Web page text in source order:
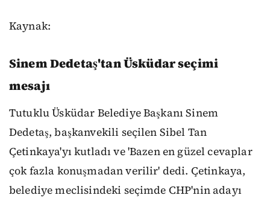
Kaynak:
Sinem Dedetaş'tan Üsküdar seçimi
mesajı
Tutuklu Üsküdar Belediye Başkanı Sinem
Dedetaş, başkanvekili seçilen Sibel Tan
Çetinkaya'yı kutladı ve 'Bazen en güzel cevaplar
çok fazla konuşmadan verilir' dedi. Çetinkaya,
belediye meclisindeki seçimde CHP'nin adayı